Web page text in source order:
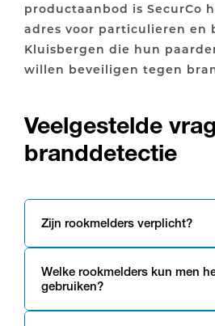
productaanbod is SecurCo
adres voor particulieren en
Kluisbergen die hun
willen beveiligen tegen
Veelgestelde
branddetectie
Zijn rookmelders verplicht?
Welke rookmelders kun men
gebruiken?